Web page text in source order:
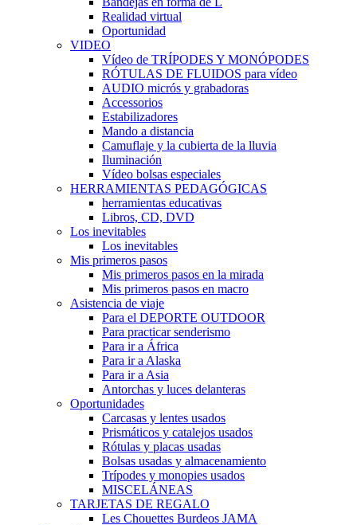
Realidad virtual
Oportunidad
VIDEO
Vídeo de TRÍPODES Y MONÓPODES
RÓTULAS DE FLUIDOS para vídeo
AUDIO micrós y grabadoras
Accessorios
Estabilizadores
Mando a distancia
Camuflaje y la cubierta de la lluvia
Iluminación
Vídeo bolsas especiales
HERRAMIENTAS PEDAGÓGICAS
herramientas educativas
Libros, CD, DVD
Los inevitables
Los inevitables
Mis primeros pasos
Mis primeros pasos en la mirada
Mis primeros pasos en macro
Asistencia de viaje
Para el DEPORTE OUTDOOR
Para practicar senderismo
Para ir a África
Para ir a Alaska
Para ir a Asia
Antorchas y luces delanteras
Oportunidades
Carcasas y lentes usados
Prismáticos y catalejos usados
Rótulas y placas usadas
Bolsas usadas y almacenamiento
Trípodes y monopies usados
MISCELÁNEAS
TARJETAS DE REGALO
Les Chouettes Burdeos JAMA